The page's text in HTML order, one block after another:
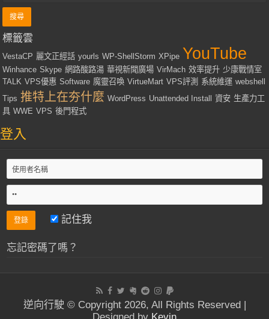
標籤雲
VestaCP 麗文正經話 yourls WP-ShellStorm XPipe YouTube
Winhance Skype 網路酸路湯 華視新聞廣場 VirMach 效率提升 少康戰情室
TALK VPS優惠 Software 魔靈召喚 VirtueMart VPS評測 系統維運 webshell
Tips 推特上在夯什麼 WordPress Unattended Install 資安 生產力工
具 WWE VPS 後門程式
登入
記住我
忘記密碼了嗎？
逆向行駛 © Copyright 2026, All Rights Reserved |